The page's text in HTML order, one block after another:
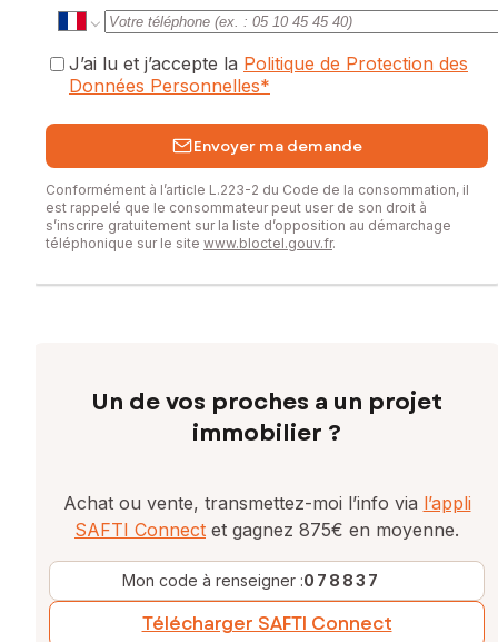
J’ai lu et j’accepte la Politique de Protection des
Données Personnelles*
Envoyer ma demande
Conformément à l’article L.223-2 du Code de la consommation, il
est rappelé que le consommateur peut user de son droit à
s’inscrire gratuitement sur la liste d’opposition au démarchage
téléphonique sur le site www.bloctel.gouv.fr.
Un de vos proches a un projet
immobilier ?
Achat ou vente, transmettez-moi l’info via l’appli
SAFTI Connect et gagnez 875€ en moyenne.
Mon code à renseigner :078837
Télécharger SAFTI Connect